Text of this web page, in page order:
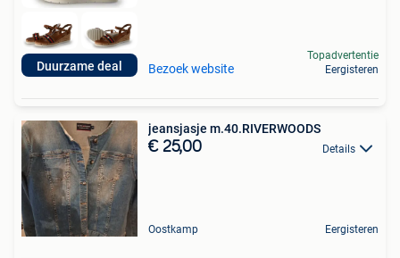
Duurzame deal Bezoek website
Topadvertentie
Eergisteren
jeansjasje m.40.RIVERWOODS
€ 25,00 Details
Oostkamp Eergisteren